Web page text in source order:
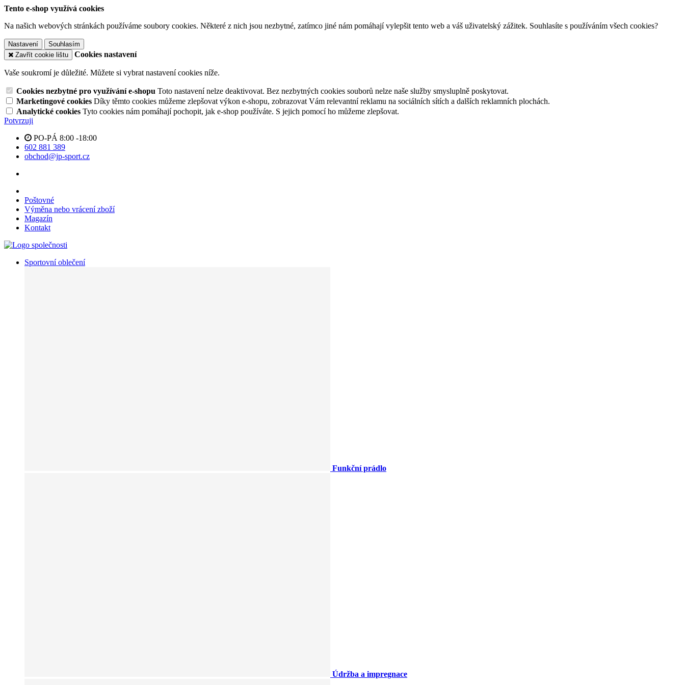
Tento e-shop využívá cookies
Na našich webových stránkách používáme soubory cookies. Některé z nich jsou nezbytné, zatímco jiné nám pomáhají vylepšit tento web a váš uživatelský zážitek. Souhlasíte s používáním všech cookies?
Nastavení
Souhlasím
Zavřít cookie lištu
Cookies nastavení
Vaše soukromí je důležité. Můžete si vybrat nastavení cookies níže.
Cookies nezbytné pro využívání e-shopu Toto nastavení nelze deaktivovat. Bez nezbytných cookies souborů nelze naše služby smysluplně poskytovat.
Marketingové cookies Díky těmto cookies můžeme zlepšovat výkon e-shopu, zobrazovat Vám relevantní reklamu na sociálních sítích a dalších reklamních plochách.
Analytické cookies Tyto cookies nám pomáhají pochopit, jak e-shop používáte. S jejich pomocí ho můžeme zlepšovat.
Potvrzuji
PO-PÁ 8:00 -18:00
602 881 389
obchod@jp-sport.cz
Poštovné
Výměna nebo vrácení zboží
Magazín
Kontakt
Sportovní oblečení
Funkční prádlo
Údržba a impregnace